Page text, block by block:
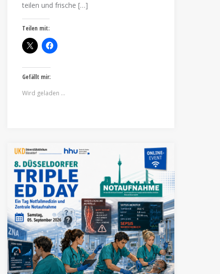
teilen und frische […]
Teilen mit:
Gefällt mir:
Wird geladen …